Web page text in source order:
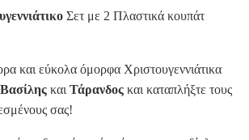
Σετ με 2 Πλαστικά κουπάτ
και εύκολα όμορφα Χριστουγεννιάτικα
και Τάρανδος και καταπλήξτε τους
σας!